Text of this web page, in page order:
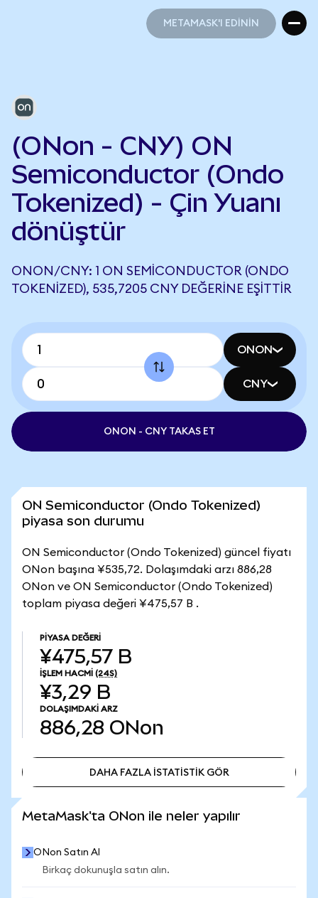
METAMASK'I EDİNİN
(ONon - CNY) ON
Semiconductor (Ondo
Tokenized) - Çin Yuanı
dönüştür
ONON/CNY: 1 ON SEMICONDUCTOR (ONDO
TOKENIZED), 535,7205 CNY DEĞERINE EŞITTIR
ONON
CNY
ONON - CNY TAKAS ET
ON Semiconductor (Ondo Tokenized)
piyasa son durumu
ON Semiconductor (Ondo Tokenized) güncel fiyatı
ONon başına ¥535,72. Dolaşımdaki arzı 886,28
ONon ve ON Semiconductor (Ondo Tokenized)
toplam piyasa değeri ¥475,57 B .
PIYASA DEĞERI
¥475,57 B
İŞLEM HACMI (24S)
¥3,29 B
DOLAŞIMDAKI ARZ
886,28 ONon
DAHA FAZLA İSTATİSTİK GÖR
MetaMask'ta ONon ile neler yapılır
ONon Satın Al
Birkaç dokunuşla satın alın.